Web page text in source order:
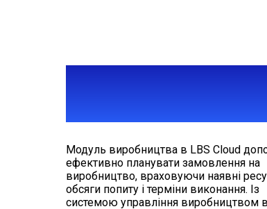
Модуль виробництва в LBS Cloud
ефективно планувати замовлення на
виробництво, враховуючи наявні
обсяги попиту і терміни виконання. Із
системою управління виробництвом